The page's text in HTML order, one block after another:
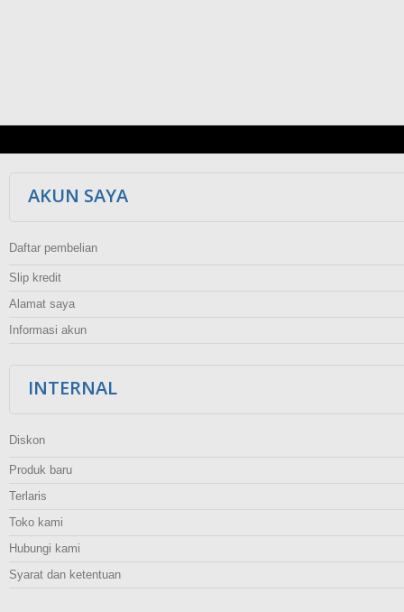
AKUN SAYA
Daftar pembelian
Slip kredit
Alamat saya
Informasi akun
INTERNAL
Diskon
Produk baru
Terlaris
Toko kami
Hubungi kami
Syarat dan ketentuan